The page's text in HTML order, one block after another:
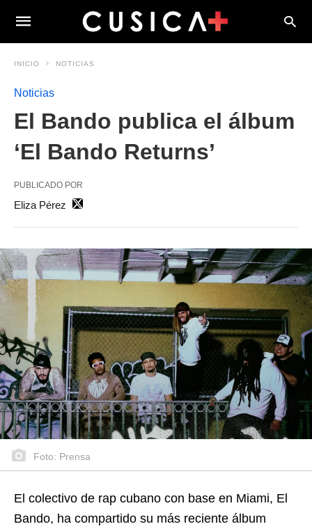
INICIO NOTICIAS
Noticias
El Bando publica el álbum
‘El Bando Returns’
PUBLICADO POR
Eliza Pérez
Foto: Prensa
El colectivo de rap cubano con base en Miami, El
Bando, ha compartido su más reciente álbum